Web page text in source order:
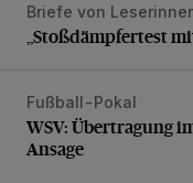
„Stoßdämpfertest
Briefe von
„Stoßdämpfertest
WSV: Übertragung
Fußball-Pokal
WSV: Übertragung
Ansage